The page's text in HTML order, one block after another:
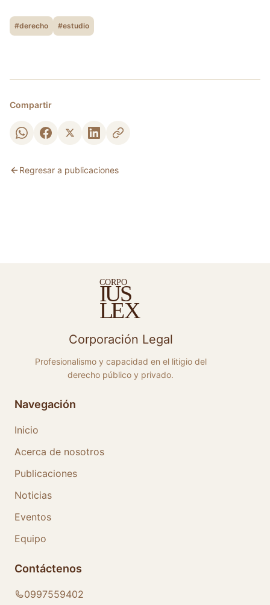
#derecho #estudio
Compartir
Regresar a publicaciones
US
I
LEX
CORPO
Corporación Legal
Profesionalismo y capacidad en el litigio del
derecho público y privado.
Navegación
Inicio
Acerca de nosotros
Publicaciones
Noticias
Eventos
Equipo
Contáctenos
0997559402